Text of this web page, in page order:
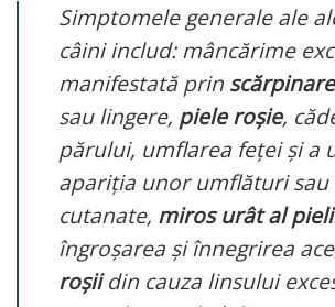
Simptomele generale ale
câini includ: mâncărime
manifestată prin scărpinare
sau lingere, piele roșie,
părului, umflarea feței și a
apariția unor umflături sau
cutanate, miros urât al
îngroșarea și înnegrirea
roșiidin cauza linsului